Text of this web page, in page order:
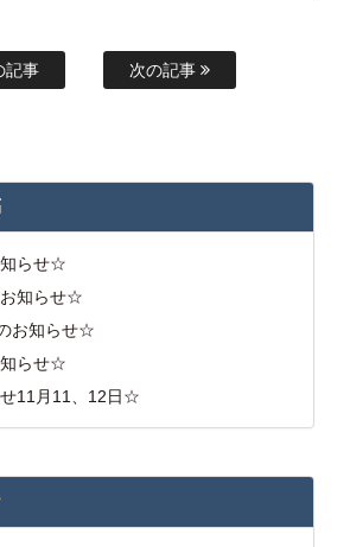
記事 次の記事
らせ☆
知らせ☆
お知らせ☆
らせ☆
11月11、12日☆